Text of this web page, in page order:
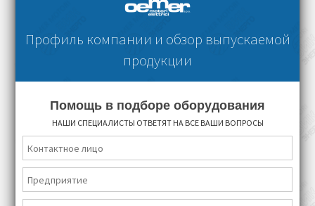
Профиль компании и обзор выпускаемой
продукции
Помощь в подборе оборудования
НАШИ СПЕЦИАЛИСТЫ ОТВЕТЯТ НА ВСЕ ВАШИ ВОПРОСЫ